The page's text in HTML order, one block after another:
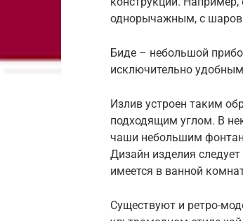
однорычажным, с
Биде – небольшой
исключительно
Излив устроен таким
подходящим углом. В
чаши небольшим
Дизайн изделия
имеется в ванной
Существуют и ретро-